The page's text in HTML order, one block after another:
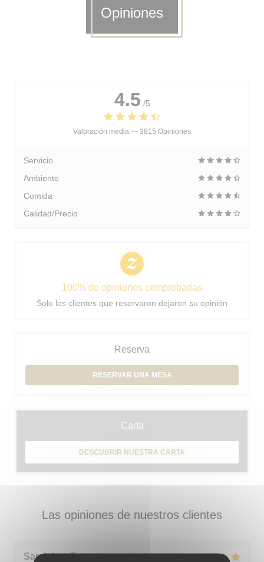
Opiniones
Las opiniones de nuestros clientes
Sarah-Lou T
4.5 /5
Valoración media — 3815 Opiniones
Servicio
Ambiente
Comida
Calidad/Precio
100% de opiniones comprobadas
Solo los clientes que reservaron dejaron su opinión
Reserva
RESERVAR UNA MESA
Carta
DESCUBRIR NUESTRA CARTA